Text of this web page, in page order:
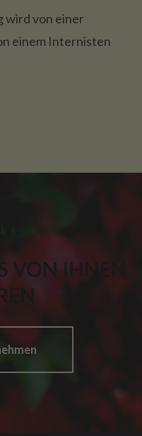
wird von einer
einem Internisten
VON IHNEN